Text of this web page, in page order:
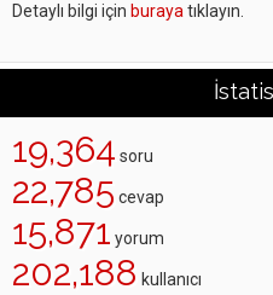
Detaylı bilgi için buraya tıklayın.
19,364 soru
22,785 cevap
15,871 yorum
202,188 kullanıcı